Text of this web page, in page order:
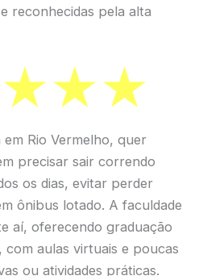
e reconhecidas pela alta
Rio Vermelho, quer
precisar sair correndo
os dias, evitar perder
ônibus lotado. A faculdade
aí, oferecendo graduação
aulas virtuais e poucas
ou atividades práticas.